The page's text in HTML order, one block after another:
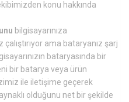
konu hakkında
bilgisayarınıza
çalıştırıyor ama bataryanız şarj
bataryasında bir
bir batarya veya ürün
ile iletişime geçerek
olduğunu net bir şekilde